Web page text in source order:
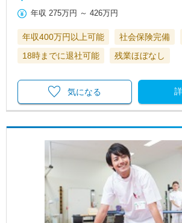
年収 275万円 ～426万円
年収400万円以上可能 社会保険完備
18時までに退社可能
残業ほぼなし
気になる